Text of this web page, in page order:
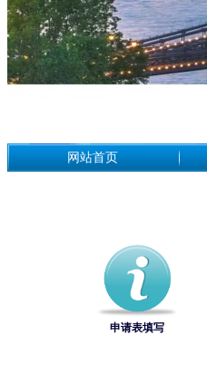
网站首页
申请表填写